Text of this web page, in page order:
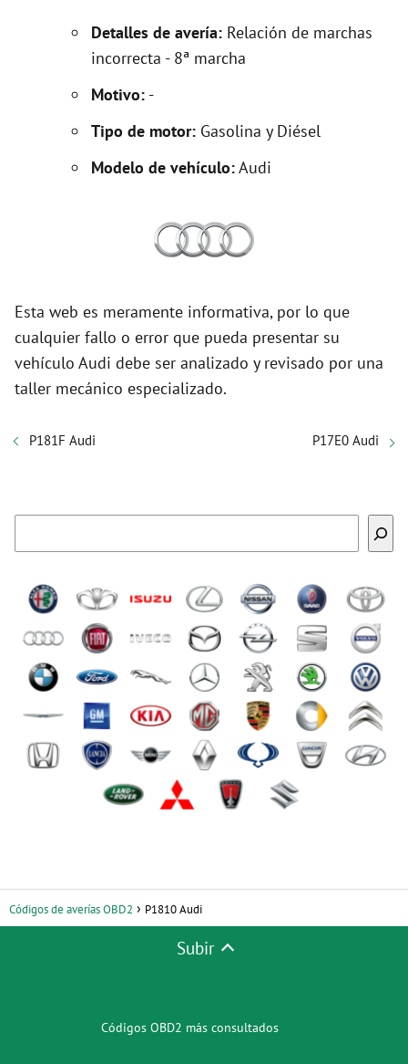
Detalles de avería: Relación de marchas
incorrecta - 8ª marcha
Motivo: -
Tipo de motor: Gasolina y Diésel
Modelo de vehículo:Audi
Esta web es meramente informativa, por lo que
cualquier fallo o error que pueda presentar su
vehículo Audi debe ser analizado y revisado por una
taller mecánico especializado.
P181F Audi P17E0 Audi
Códigos de averías OBD2 P1810 Audi
Subir
Códigos OBD2 más consultados